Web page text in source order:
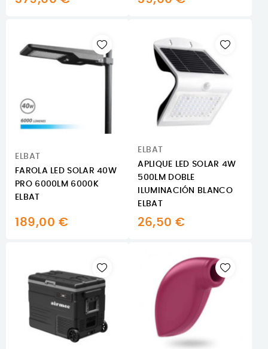
ELBAT
FAROLA LED SOLAR 40W
PRO 6000LM 6000K
ELBAT
189,00 €
ELBAT
APLIQUE LED SOLAR 4W
500LM DOBLE
ILUMINACIÓN BLANCO
ELBAT
26,50 €